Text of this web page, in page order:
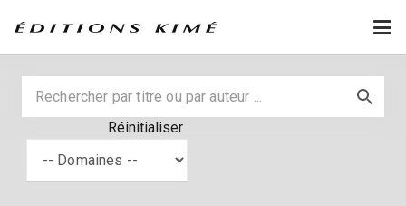
Réinitialiser